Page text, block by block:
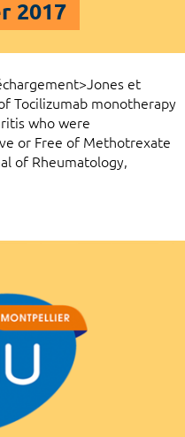
2017
et
Tocilizumab monotherapy
who were
or Free of Methotrexate
Rheumatology,